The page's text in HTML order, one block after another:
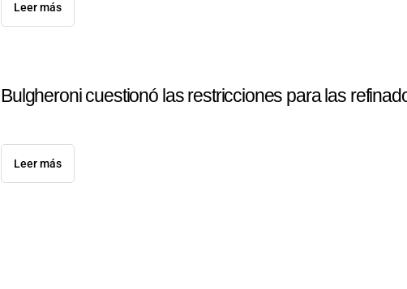
Leer más
Bulgheroni cuestionó las restricciones para las
Leer más